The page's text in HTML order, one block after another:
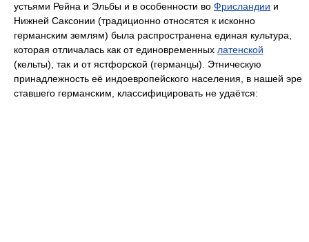
устьями Рейна и Эльбы и в особенности во Фрисландии и
Нижней Саксонии (традиционно относятся к исконно
германским землям) была распространена единая культура,
которая отличалась как от единовременных латенской
(кельты), так и от ястфорской (германцы). Этническую
принадлежность её индоевропейского населения, в нашей эре
ставшего германским, классифицировать не удаётся: